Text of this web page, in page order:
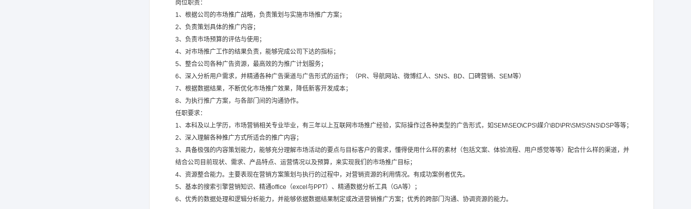
岗位职责：
1、根据公司的市场推广战略，负责策划与实施市场推广方案；
2、负责策划具体的推广内容；
3、负责市场预算的评估与使用；
4、对市场推广工作的结果负责，能够完成公司下达的指标；
5、整合公司各种广告资源，最高效的为推广计划服务；
6、深入分析用户需求，并精通各种广告渠道与广告形式的运作；（PR、导航网站、微博红人、SNS、BD、口碑营销、SEM等）
7、根据数据结果，不断优化市场推广效果，降低新客开发成本；
8、为执行推广方案，与各部门间的沟通协作。
任职要求：
1、本科及以上学历，市场营销相关专业毕业，有三年以上互联网市场推广经验，实际操作过各种类型的广告形式，如SEM\SEO\CPS\媒介\BD\PR\SMS\SNS\DSP等等；
2、深入理解各种推广方式所适合的推广内容；
3、具备极强的内容策划能力，能够充分理解市场活动的要点与目标客户的需求，懂得使用什么样的素材（包括文案、体验流程、用户感觉等等）配合什么样的渠道，并
结合公司目前现状、需求、产品特点、运营情况以及预算，来实现我们的市场推广目标；
4、资源整合能力。主要表现在营销方案策划与执行的过程中，对营销资源的利用情况。有成功案例者优先。
5、基本的搜索引擎营销知识、精通office（excel与PPT）、精通数据分析工具（GA等）；
6、优秀的数据处理和逻辑分析能力，并能够依据数据结果制定或改进营销推广方案；优秀的跨部门沟通、协调资源的能力。